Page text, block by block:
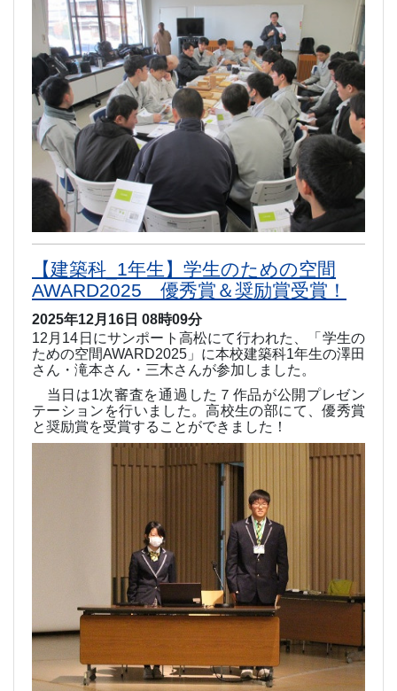
【建築科_1年生】学生のための空間
AWARD2025 優秀賞＆奨励賞受賞！
2025年12月16日 08時09分
12 月 14 日にサンポート高松にて行われた、「学生の
ための空間AWARD2025 」に本校建築科1年生の澤田
さん・滝本さん・三木さんが参加しました。
当日は1次審査を通過した７作品が公開プレゼン
テーションを行いました。高校生の部にて、優秀賞
と奨励賞を受賞することができました！